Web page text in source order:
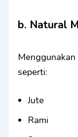
b. Natural
seperti:
Jute
Rami